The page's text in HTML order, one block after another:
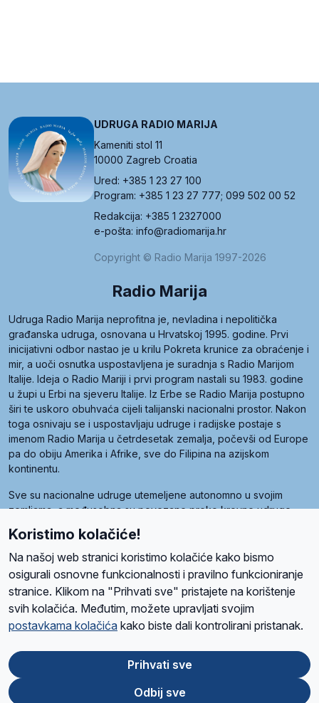
UDRUGA RADIO MARIJA
Kameniti stol 11
10000 Zagreb Croatia
Ured: +385 1 23 27 100
Program: +385 1 23 27 777; 099 502 00 52
Redakcija: +385 1 2327000
e-pošta: info@radiomarija.hr
Copyright © Radio Marija 1997-2026
Radio Marija
Udruga Radio Marija neprofitna je, nevladina i nepolitička
građanska udruga, osnovana u Hrvatskoj 1995. godine. Prvi
inicijativni odbor nastao je u krilu Pokreta krunice za obraćenje i
mir, a uoči osnutka uspostavljena je suradnja s Radio Marijom
Italije. Ideja o Radio Mariji i prvi program nastali su 1983. godine
u župi u Erbi na sjeveru Italije. Iz Erbe se Radio Marija postupno
širi te uskoro obuhvaća cijeli talijanski nacionalni prostor. Nakon
toga osnivaju se i uspostavljaju udruge i radijske postaje s
imenom Radio Marija u četrdesetak zemalja, počevši od Europe
pa do obiju Amerika i Afrike, sve do Filipina na azijskom
kontinentu.
Sve su nacionalne udruge utemeljene autonomno u svojim
zemljama, a međusobna su povezane preko krovne udruge
Radio Maria). Svjetsku obitelj utemeljilo je sedam članica, među
kojima je i hrvatska Udruga Radio Marija.
O namaRadio ProgramVolonteriPrijateljiKontaktPravila privatnosti
Ova stranica je zaštićena Google reCAPTCHA sustavom
Google
Koristimo kolačiće!
Na našoj web stranici koristimo kolačiće kako bismo
osigurali osnovne funkcionalnosti i pravilno funkcioniranje
stranice. Klikom na "Prihvati sve" pristajete na korištenje
svih kolačića. Međutim, možete upravljati svojim
postavkama kolačića kako biste dali kontrolirani pristanak.
Prihvati sve
Odbij sve